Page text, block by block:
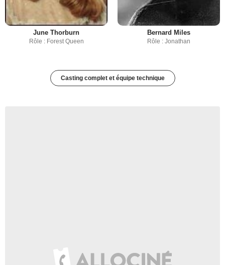
June Thorburn
Rôle : Forest Queen
Bernard Miles
Rôle : Jonathan
Casting complet et équipe technique